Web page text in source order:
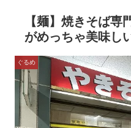
【麺】焼きそば
がめっちゃ美味し
ぐるめ